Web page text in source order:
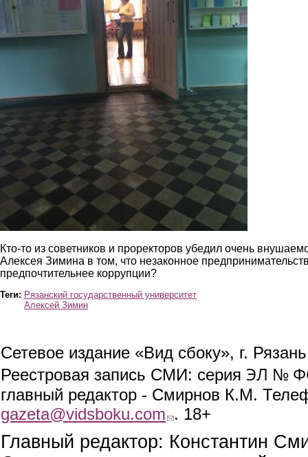
Кто-то из советников и проректоров убедил очень
Алексея Зимина в том, что незаконное
предпочтительнее коррупции?
Теги: Рязанский государственный университет
Алексей Зимин
Сетевое издание «Вид сбоку», г.
Реестровая запись СМИ: серия ЭЛ №
главный редактор - Смирнов К.М.
gazeta@vidsboku.com (link sends e-mail)
. 18+
Главный редактор: Константин